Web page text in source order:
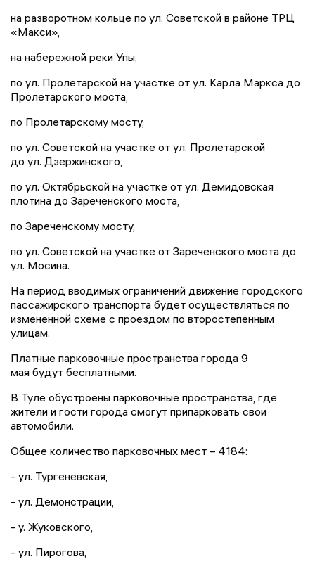
на разворотном кольце по ул. Советской в районе ТРЦ
«Макси»,
на набережной реки Упы,
по ул. Пролетарской на участке от ул. Карла Маркса до
Пролетарского моста,
по Пролетарскому мосту,
по ул. Советской на участке от ул. Пролетарской
до ул. Дзержинского,
по ул. Октябрьской на участке от ул. Демидовская
плотина до Зареченского моста,
по Зареченскому мосту,
по ул. Советской на участке от Зареченского моста до
ул. Мосина.
На период вводимых ограничений движение городского
пассажирского транспорта будет осуществляться по
измененной схеме с проездом по второстепенным
улицам.
Платные парковочные пространства города 9
мая будут бесплатными.
В Туле обустроены парковочные пространства, где
жители и гости города смогут припарковать свои
автомобили.
Общее количество парковочных мест – 4184:
- ул. Тургеневская,
- ул. Демонстрации,
- у. Жуковского,
- ул. Пирогова,